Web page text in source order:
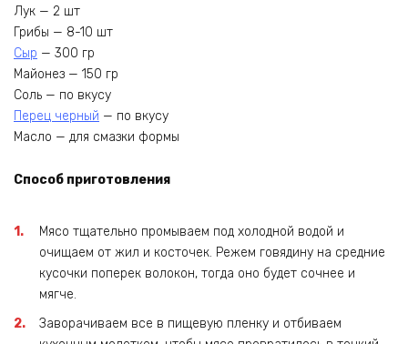
Лук — 2 шт
Грибы — 8-10 шт
Сыр — 300 гр
Майонез — 150 гр
Соль — по вкусу
Перец черный — по вкусу
Масло — для смазки формы
Способ приготовления
Мясо тщательно промываем под холодной водой и
очищаем от жил и косточек. Режем говядину на средние
кусочки поперек волокон, тогда оно будет сочнее и
мягче.
Заворачиваем все в пищевую пленку и отбиваем